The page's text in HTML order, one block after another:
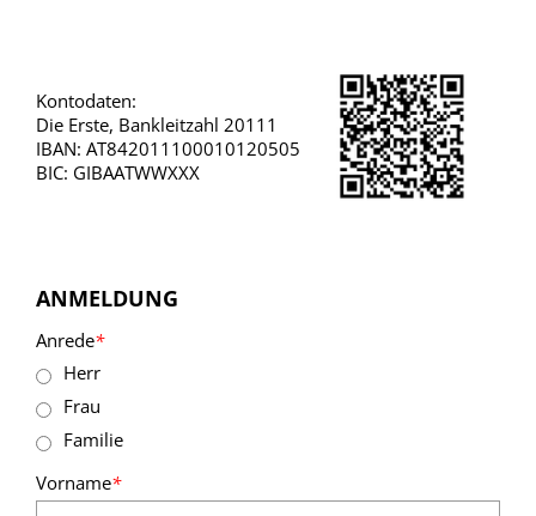
Kontodaten:
Die Erste, Bankleitzahl 20111
IBAN: AT842011100010120505
BIC: GIBAATWWXXX
ANMELDUNG
Anrede*
Herr
Frau
Familie
Vorname*